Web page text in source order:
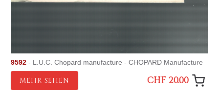
9592 - L.U.C. Chopard manufacture - CHOPARD Manufacture
MEHR SEHEN CHF 20.00